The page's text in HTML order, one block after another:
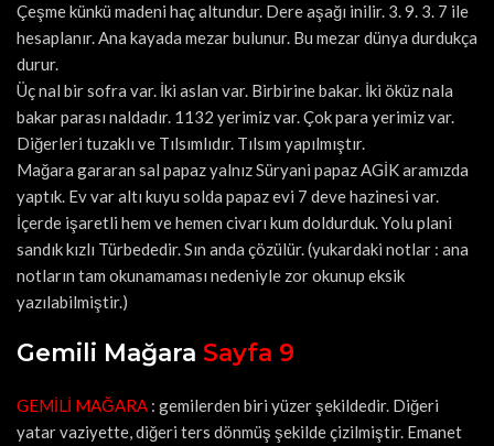
Çeşme künkü madeni haç altundur. Dere aşağı inilir. 3. 9. 3. 7 ile
hesaplanır. Ana kayada mezar bulunur. Bu mezar dünya durdukça
durur.
Üç nal bir sofra var. İki aslan var. Birbirine bakar. İki öküz nala
bakar parası naldadır. 1132 yerimiz var. Çok para yerimiz var.
Diğerleri tuzaklı ve Tılsımlıdır. Tılsım yapılmıştır.
Mağara gararan sal papaz yalnız Süryani papaz AGİK aramızda
yaptık. Ev var altı kuyu solda papaz evi 7 deve hazinesi var.
İçerde işaretli hem ve hemen civarı kum doldurduk. Yolu plani
sandık kızlı Türbededir. Sın anda çözülür. (yukardaki notlar : ana
notların tam okunamaması nedeniyle zor okunup eksik
yazılabilmiştir.)
Gemili Mağara Sayfa 9
GEMİLİ MAĞARA : gemilerden biri yüzer şekildedir. Diğeri
yatar vaziyette, diğeri ters dönmüş şekilde çizilmiştir. Emanet